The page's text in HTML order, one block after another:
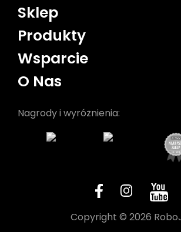
Sklep
Produkty
Wsparcie
O Nas
Nagrody i wyróżnienia:
Copyright © 2026